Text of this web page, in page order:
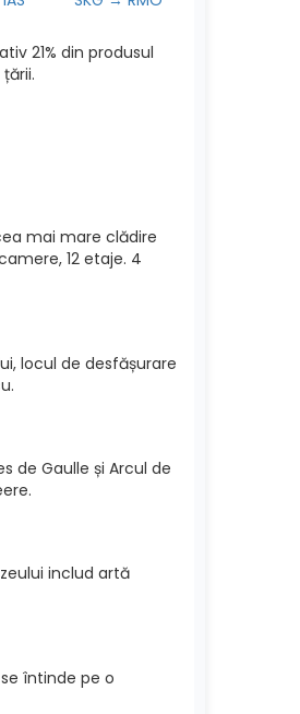
21% din produsul
mai mare clădire
12 etaje. 4
locul de desfășurare
de Gaulle și Arcul de
includ artă
întinde pe o